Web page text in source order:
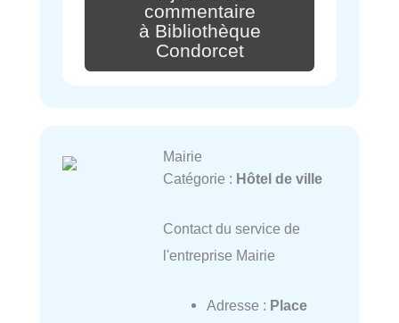
commentaire
à Bibliothèque
Condorcet
Mairie
Catégorie : Hôtel de ville
Contact du service de
l'entreprise Mairie
Adresse : Place